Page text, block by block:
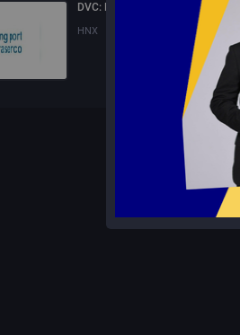
DVC: Nghị quyết Hội đồng quản trị
HNX 16:09